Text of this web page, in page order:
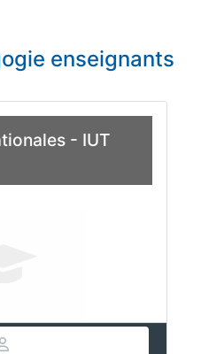
enseignants
- IUT